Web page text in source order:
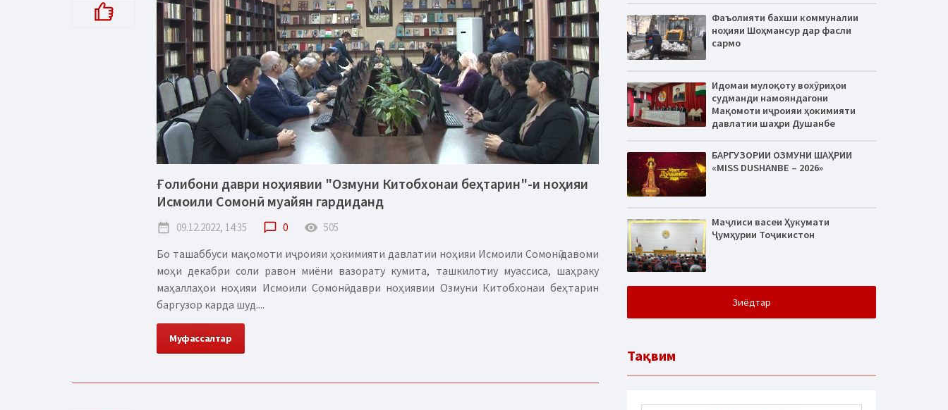
Ғолибони даври ноҳиявии "Озмуни Китобхонаи беҳтарин"-и ноҳияи
Исмоили Сомонӣ муайян гардиданд
date_range 09.12.2022, 14:35 chat_bubble_outline 0 remove_red_eye 505
Бо ташаббуси мақомоти иҷроияи ҳокимияти давлатии ноҳияи Исмоили Сомонӣ давоми
моҳи декабри соли равон миёни вазорату кумита, ташкилотиу муассиса, шаҳраку
маҳаллаҳои ноҳияи Исмоили Сомонӣ даври ноҳиявии Озмуни Китобхонаи беҳтарин
баргузор карда шуд....
Муфассалтар
Фаъолияти бахши коммуналии
ноҳияи Шоҳмансур дар фасли
сармо
Идомаи мулоқоту вохӯриҳои
судманди намояндагони
Мақомоти иҷроияи ҳокимияти
давлатии шаҳри Душанбе
БАРГУЗОРИИ ОЗМУНИ ШАҲРИИ
«MISS DUSHANBE – 2026»
Маҷлиси васеи Ҳукумати
Ҷумҳурии Тоҷикистон
Зиёдтар
Тақвим